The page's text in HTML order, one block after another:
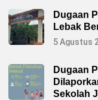
Dugaan
Lebak
5 Agustus
Dugaan
Sekolah